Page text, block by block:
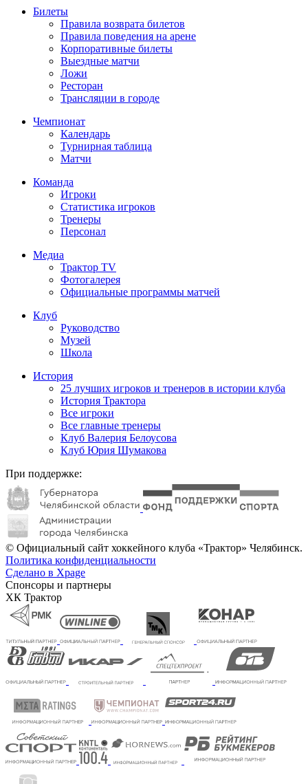
Билеты
Правила возврата билетов
Правила поведения на арене
Корпоративные билеты
Выездные матчи
Ложи
Ресторан
Трансляции в городе
Чемпионат
Календарь
Турнирная таблица
Матчи
Команда
Игроки
Статистика игроков
Тренеры
Персонал
Медиа
Трактор TV
Фотогалерея
Официальные программы матчей
Клуб
Руководство
Музей
Школа
История
25 лучших игроков и тренеров в истории клуба
История Трактора
Все игроки
Все главные тренеры
Клуб Валерия Белоусова
Клуб Юрия Шумакова
При поддержке:
© Официальный сайт хоккейного клуба «Трактор» Челябинск.
Политика конфиденциальности
Сделано в Xpage
Спонсоры и партнеры
ХК Трактор